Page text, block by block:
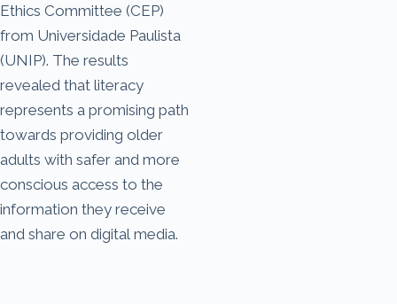
Ethics Committee (CEP)
from Universidade Paulista
(UNIP). The results
revealed that literacy
represents a promising path
towards providing older
adults with safer and more
conscious access to the
information they receive
and share on digital media.